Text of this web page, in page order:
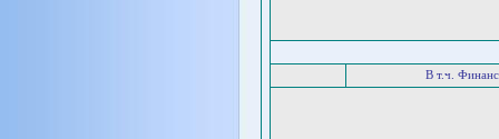
В т.ч.